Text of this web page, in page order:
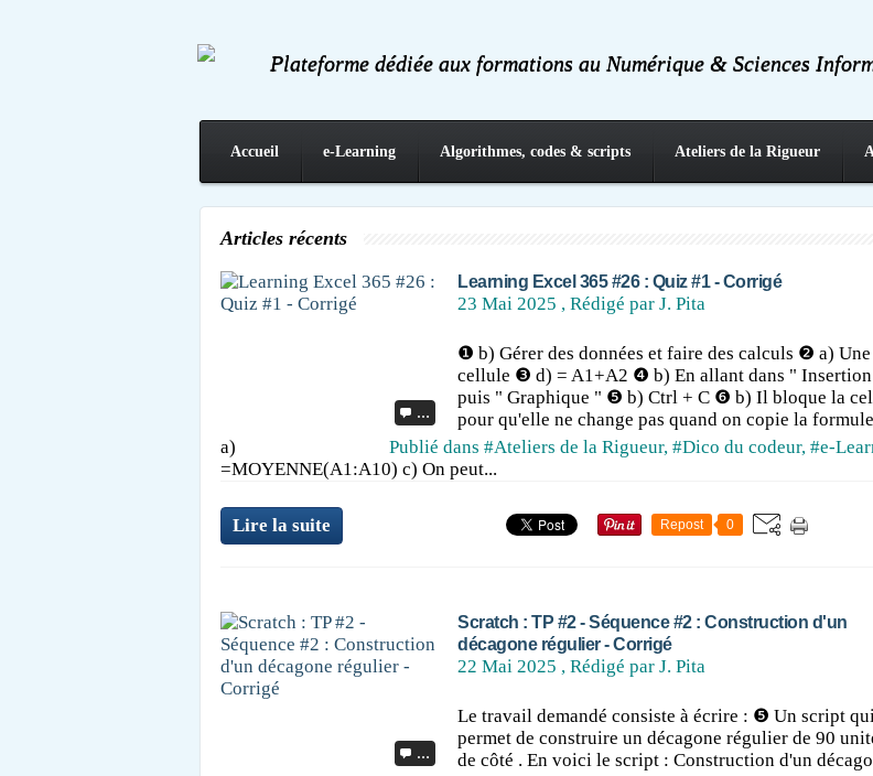
Plateforme dédiée aux formations au Numérique & Sciences
Accueil e-Learning Algorithmes, codes & scripts Ateliers de la Rigueur
Articles récents
…
Learning Excel 365 #26 : Quiz #1 - Corrigé
23 Mai 2025 , Rédigé par J. Pita
Publié dans #Ateliers de la Rigueur, #Dico du codeur, #e-
❶ b) Gérer des données et faire des calculs ❷ a) Une
cellule ❸ d) = A1+A2 ❹ b) En allant dans "
puis " Graphique " ❺ b) Ctrl + C ❻ b) Il bloque la
pour qu'elle ne change pas quand on copie la
a)
=MOYENNE(A1:A10) c) On peut...
Lire la suite Repost 0
…
Scratch : TP #2 - Séquence #2 : Construction d'un
décagone régulier - Corrigé
22 Mai 2025 , Rédigé par J. Pita
Le travail demandé consiste à écrire : ❺ Un script
permet de construire un décagone régulier de 90
de côté . En voici le script : Construction d'un